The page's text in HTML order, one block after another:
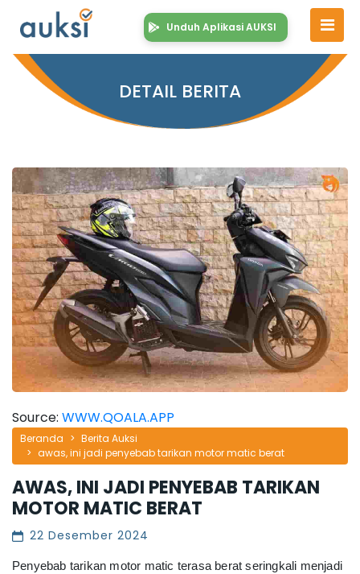
Unduh Aplikasi AUKSI
DETAIL BERITA
Beranda
Berita Auksi
awas, ini jadi penyebab tarikan motor matic berat
AWAS, INI JADI PENYEBAB TARIKAN
MOTOR MATIC BERAT
22 Desember 2024
Penyebab tarikan motor matic terasa berat seringkali menjadi
Source: WWW.QOALA.APP